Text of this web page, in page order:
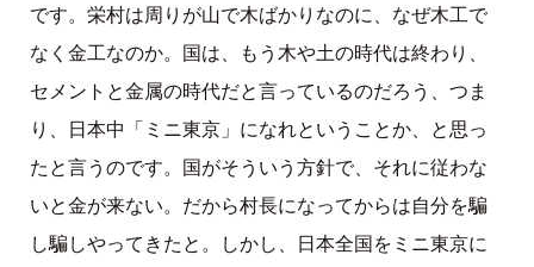
です。栄村は周りが山で木ばかりなのに、なぜ木工で
なく金工なのか。国は、もう木や土の時代は終わり、
セメントと金属の時代だと言っているのだろう、つま
り、日本中「ミニ東京」になれということか、と思っ
たと言うのです。国がそういう方針で、それに従わな
いと金が来ない。だから村長になってからは自分を騙
し騙しやってきたと。しかし、日本全国をミニ東京に